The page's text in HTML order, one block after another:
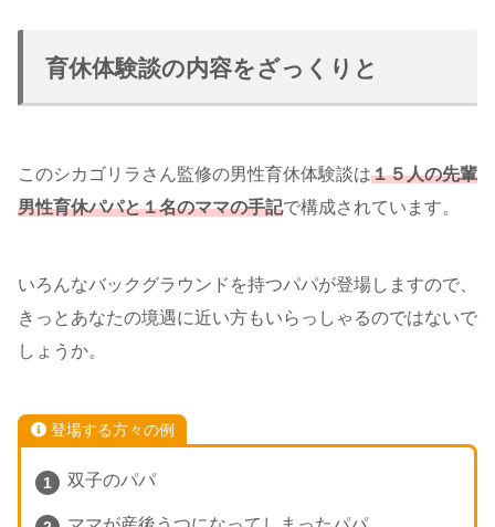
育休体験談の内容をざっくりと
このシカゴリラさん監修の男性育休体験談は１５人の先輩
男性育休パパと１名のママの手記で構成されています。
いろんなバックグラウンドを持つパパが登場しますので、
きっとあなたの境遇に近い方もいらっしゃるのではないで
しょうか。
登場する方々の例
双子のパパ